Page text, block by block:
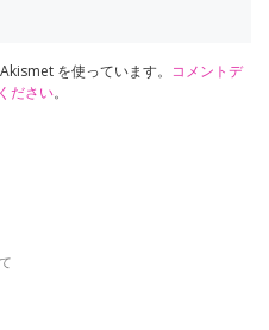
を使っています。 コメントデ
ださい。